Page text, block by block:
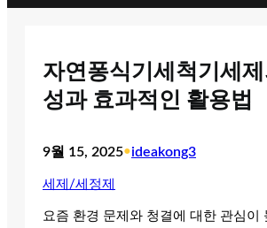
자연퐁식기세척기세
성과 효과적인 활용법
9월 15, 2025•ideakong3
세제/세정제
요즘 환경 문제와 청결에 대한 관심이